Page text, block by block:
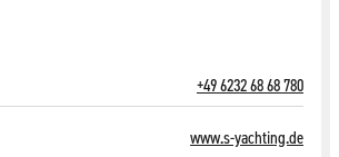
+49 6232 68 68 780
www.s-yachting.de